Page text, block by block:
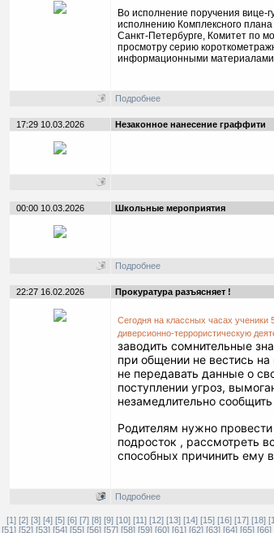
Во исполнение поручения вице-
исполнению Комплексного
Санкт-Петербурге, Комитет по
просмотру серию
информационными материалами
Подробнее
17:29 10.03.2026 Незаконное нанесение граффити
00:00 10.03.2026 Школьные мероприятия
Подробнее
22:27 16.02.2026 Прокуратура разъясняет !
Сегодня на классных часах
диверсионно-террористическую
заводить сомнительные
при общении не вестись на
не передавать данные о
поступлении угроз,
незамедлительно
Родителям нужно
подросток , рассмотреть
способных причинить ему
Подробнее
[1] [2] [3] [4] [5] [6] [7] [8] [9] [10] [11] [12] [13] [14] [15] [16] [17] [18]
[51] [52] [53] [54] [55] [56] [57] [58] [59] [60] [61] [62] [63] [64] [65] [66]